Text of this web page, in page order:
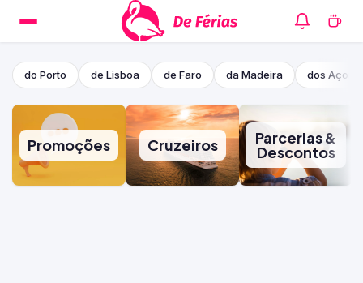
do Porto de Lisboa de Faro da Madeira dos
Promoções Cruzeiros Parcerias &
Descontos